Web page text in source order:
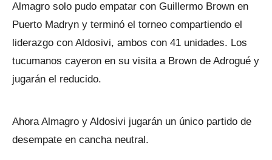
Almagro solo pudo empatar con Guillermo Brown en
Puerto Madryn y terminó el torneo compartiendo el
liderazgo con Aldosivi, ambos con 41 unidades. Los
tucumanos cayeron en su visita a Brown de Adrogué y
jugarán el reducido.
Ahora Almagro y Aldosivi jugarán un único partido de
desempate en cancha neutral.